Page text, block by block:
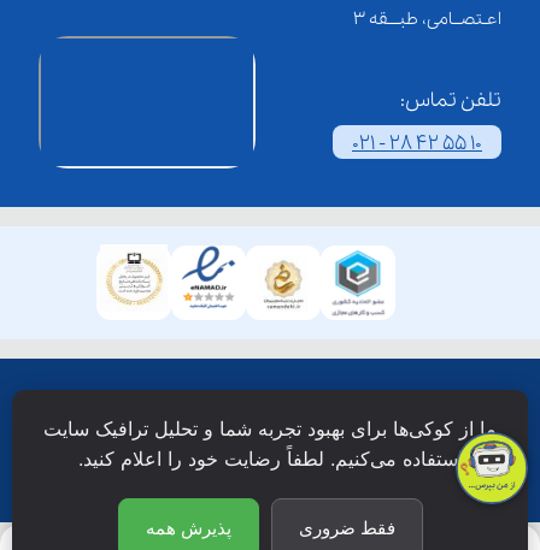
اعـتصــامی، طبـــقه 3
تلفن تماس:
021 - 28 42 55 10
دانش نویان محفوظ است.
ما از کوکی‌ها برای بهبود تجربه شما و تحلیل ترافیک سایت
استفاده می‌کنیم. لطفاً رضایت خود را اعلام کنید.
فقط ضروری پذیرش همه